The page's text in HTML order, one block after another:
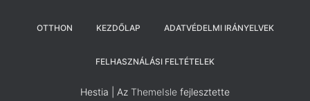
OTTHON KEZDŐLAP ADATVÉDELMI IRÁNYELVEK
FELHASZNÁLÁSI FELTÉTELEK
Hestia | Az ThemeIsle fejlesztette